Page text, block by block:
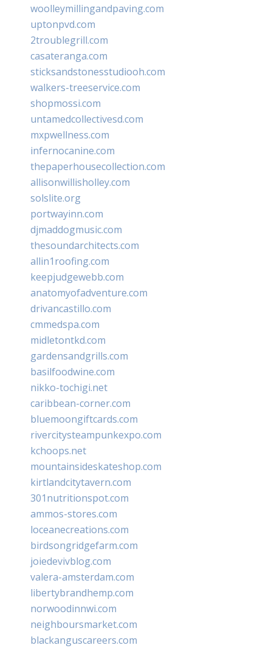
woolleymillingandpaving.com
uptonpvd.com
2troublegrill.com
casateranga.com
sticksandstonesstudiooh.com
walkers-treeservice.com
shopmossi.com
untamedcollectivesd.com
mxpwellness.com
infernocanine.com
thepaperhousecollection.com
allisonwillisholley.com
solslite.org
portwayinn.com
djmaddogmusic.com
thesoundarchitects.com
allin1roofing.com
keepjudgewebb.com
anatomyofadventure.com
drivancastillo.com
cmmedspa.com
midletontkd.com
gardensandgrills.com
basilfoodwine.com
nikko-tochigi.net
caribbean-corner.com
bluemoongiftcards.com
rivercitysteampunkexpo.com
kchoops.net
mountainsideskateshop.com
kirtlandcitytavern.com
301nutritionspot.com
ammos-stores.com
loceanecreations.com
birdsongridgefarm.com
joiedevivblog.com
valera-amsterdam.com
libertybrandhemp.com
norwoodinnwi.com
neighboursmarket.com
blackanguscareers.com